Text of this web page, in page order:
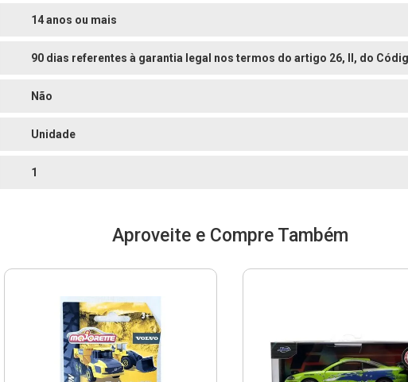
14 anos ou mais
90 dias referentes à garantia legal nos termos do artigo 26, II, do
Não
Unidade
1
Aproveite e Compre Também